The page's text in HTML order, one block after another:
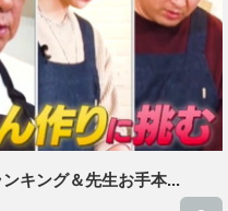
キング＆先生お手本...